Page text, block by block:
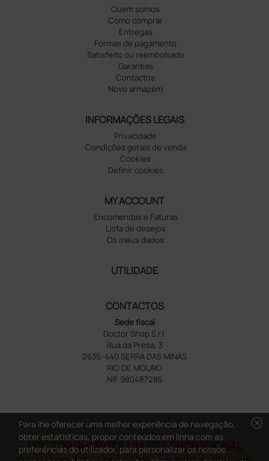
Quem somos
Como comprar
Entregas
Formas de pagamento
Satisfeito ou reembolsado
Garantias
Contactos
Novo armazém
INFORMAÇÕES LEGAIS
Privacidade
Condições gerais de venda
Cookies
Definir cookies
MY ACCOUNT
Encomendas e Faturas
Lista de desejos
Os meus dados
UTILIDADE
CONTACTOS
Sede fiscal
Doctor Shop S.r.l.
Rua da Presa, 3
2635-440 SERRA DAS MINAS
RIO DE MOURO
NIF 980487285
DOCTOR SHOP.PT É UM SITE PROFISSIONAL
cancel
Para lhe oferecer uma melhor experiência de navegação,
obter estatísticas, propor conteúdos em linha com as
preferências do utilizador, para personalizar os nossos